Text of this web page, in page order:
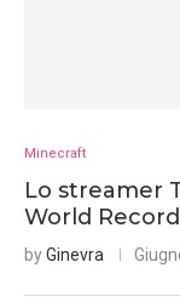
Minecraft
Lo streamer
World Record
byGinevra